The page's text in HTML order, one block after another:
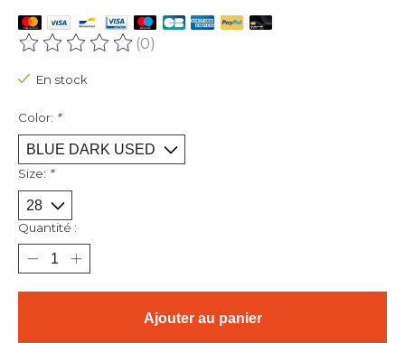
Ce produit est évalué à
(0)
En stock
Color: *
Size: *
Quantité :
Ajouter au panier